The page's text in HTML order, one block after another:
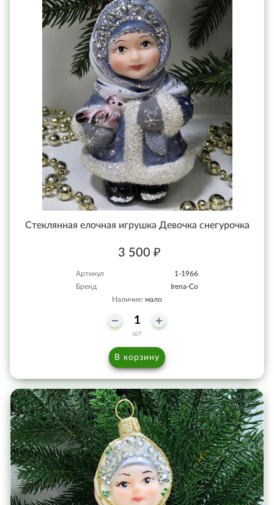
Стеклянная елочная игрушка Девочка снегурочка
3 500 ₽
Артикул
1-1966
Бренд
Irena-Co
Наличие: мало
шт
В корзину